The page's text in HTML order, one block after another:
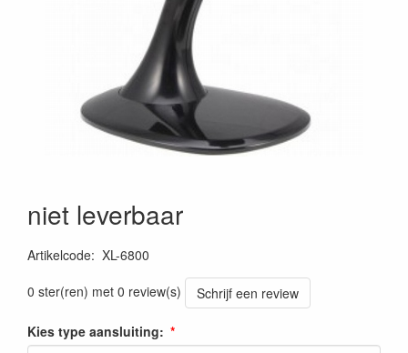
niet leverbaar
Artikelcode: XL-6800
0 ster(ren) met 0 review(s)
Schrijf een review
Kies type aansluiting: